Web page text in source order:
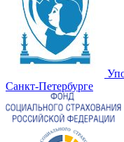
Санкт-Петербурге